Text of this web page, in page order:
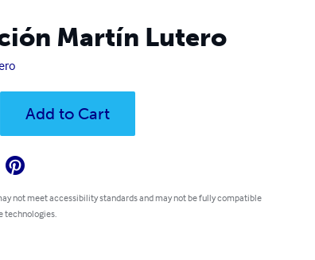
Martín Lutero
Add to Cart
not meet accessibility standards and may not be fully compatible
technologies.